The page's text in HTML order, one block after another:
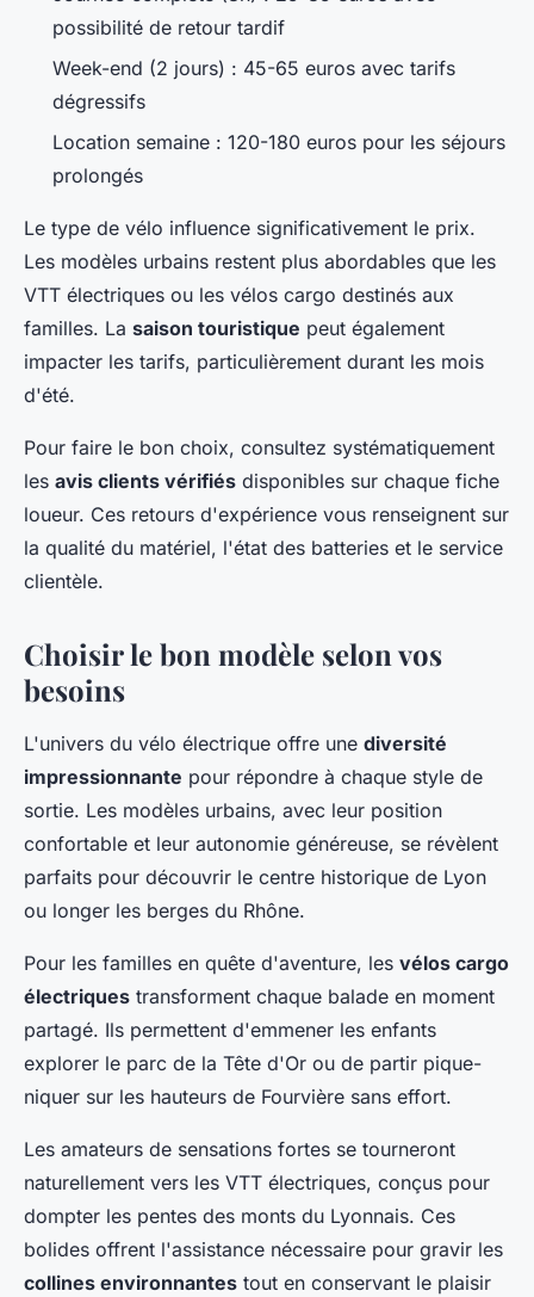
possibilité de retour tardif
Week-end (2 jours) : 45-65 euros avec tarifs
dégressifs
Location semaine : 120-180 euros pour les séjours
prolongés
Le type de vélo influence significativement le prix.
Les modèles urbains restent plus abordables que les
VTT électriques ou les vélos cargo destinés aux
familles. La saison touristique peut également
impacter les tarifs, particulièrement durant les mois
d'été.
Pour faire le bon choix, consultez systématiquement
les avis clients vérifiés disponibles sur chaque fiche
loueur. Ces retours d'expérience vous renseignent sur
la qualité du matériel, l'état des batteries et le service
clientèle.
Choisir le bon modèle selon vos
besoins
L'univers du vélo électrique offre une diversité
impressionnante pour répondre à chaque style de
sortie. Les modèles urbains, avec leur position
confortable et leur autonomie généreuse, se révèlent
parfaits pour découvrir le centre historique de Lyon
ou longer les berges du Rhône.
Pour les familles en quête d'aventure, les vélos cargo
électriques transforment chaque balade en moment
partagé. Ils permettent d'emmener les enfants
explorer le parc de la Tête d'Or ou de partir pique-
niquer sur les hauteurs de Fourvière sans effort.
Les amateurs de sensations fortes se tourneront
naturellement vers les VTT électriques, conçus pour
dompter les pentes des monts du Lyonnais. Ces
bolides offrent l'assistance nécessaire pour gravir les
collines environnantes tout en conservant le plaisir